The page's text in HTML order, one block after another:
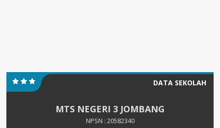
DATA SEKOLAH
MTS NEGERI 3 JOMBANG
NPSN : 20582340